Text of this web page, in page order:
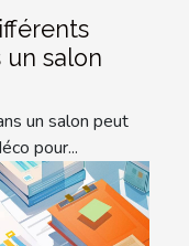
salon
un salon peut
pour...